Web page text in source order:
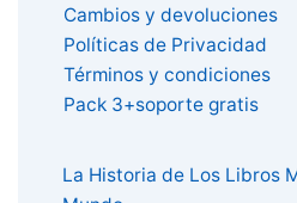
Cambios y devoluciones
Políticas de Privacidad
Términos y condiciones
Pack 3+soporte gratis
La Historia de Los Libros